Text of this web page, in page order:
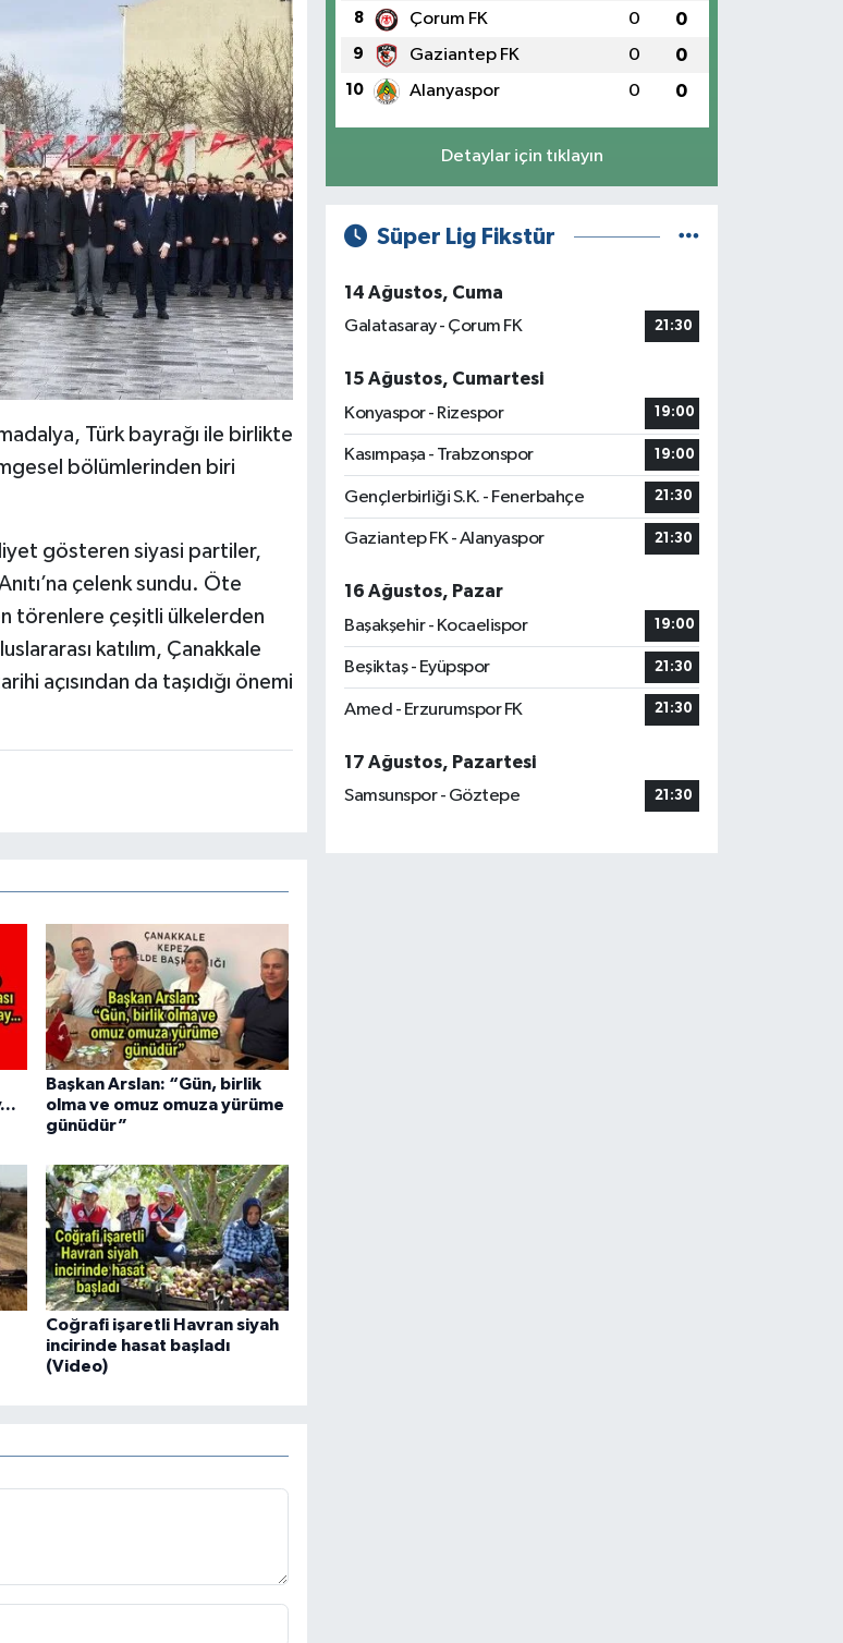
Türk bayrağı ile birlikte
bölümlerinden biri
gösteren siyasi partiler,
çelenk sundu. Öte
törenlere çeşitli ülkelerden
katılım, Çanakkale
açısından da taşıdığı önemi
Başkan Arslan: “Gün, birlik
olma ve omuz omuza yürüme
günüdür”
Coğrafi işaretli Havran siyah
incirinde hasat başladı
(Video)
8 Çorum FK 0 0
9 Gaziantep FK 0 0
10 Alanyaspor 0 0
Detaylar için tıklayın
Süper Lig Fikstür
14 Ağustos, Cuma
Galatasaray - Çorum FK
21:30
15 Ağustos, Cumartesi
Konyaspor - Rizespor
19:00
Kasımpaşa - Trabzonspor 19:00
Gençlerbirliği S.K. - Fenerbahçe 21:30
Gaziantep FK - Alanyaspor 21:30
16 Ağustos, Pazar
Başakşehir - Kocaelispor
19:00
Beşiktaş - Eyüpspor 21:30
Amed - Erzurumspor FK 21:30
17 Ağustos, Pazartesi
Samsunspor - Göztepe
21:30